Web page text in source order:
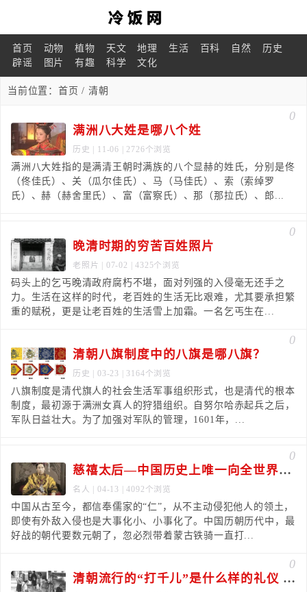
首页 动物 植物 天文 地理 生活 百科 自然
历史
辟谣
图片 有趣 科学 文化
当前位置： 首页 / 清朝
0
满洲八大姓是哪八个姓
历史 | 11-06 | 2726个浏览
满洲八大姓指的是满清王朝时满族的八个显赫的姓氏，分别是佟
（佟佳氏）、关（瓜尔佳氏）、马（马佳氏）、索（索绰罗
氏）、赫（赫舍里氏）、富（富察氏）、那（那拉氏）、郎...
0
晚清时期的穷苦百姓照片
老照片 | 07-02 | 4325个浏览
码头上的乞丐晚清政府腐朽不堪，面对列强的入侵毫无还手之
力。生活在这样的时代，老百姓的生活无比艰难，尤其要承担繁
重的赋税，更是让老百姓的生活雪上加霜。一名乞丐生在...
0
清朝八旗制度中的八旗是哪八旗？
历史 | 03-23 | 3164个浏览
八旗制度是清代旗人的社会生活军事组织形式，也是清代的根本
制度，最初源于满洲女真人的狩猎组织。自努尔哈赤起兵之后，
军队日益壮大。为了加强对军队的管理，1601年，...
0
慈禧太后—中国历史上唯一向全世界宣战的人
名人 | 04-13 | 4092个浏览
中国从古至今，都信奉儒家的“仁”，从不主动侵犯他人的领土，
即使有外敌入侵也是大事化小、小事化了。中国历朝历代中，最
好战的朝代要数元朝了，忽必烈带着蒙古铁骑一直打...
0
清朝流行的“打千儿”是什么样的礼仪 如何行“打千儿礼”